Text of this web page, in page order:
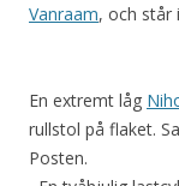
Vanraam, och står i
En extremt låg
rullstol på flaket.
Posten.